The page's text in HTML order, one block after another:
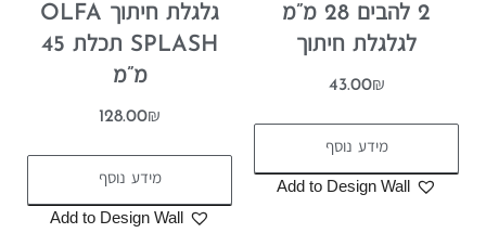
2 להבים 28 מ”מ
לגלגלת חיתוך
43.00₪
מידע נוסף
Add to Design Wall
גלגלת חיתוך OLFA
SPLASH תכלת 45
מ”מ
128.00₪
מידע נוסף
Add to Design Wall